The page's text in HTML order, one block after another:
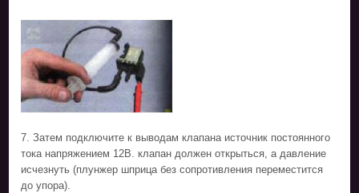
7. Затем подключите к выводам клапана источник постоянного
тока напряжением 12В. клапан должен открыться, а давление
исчезнуть (плунжер шприца без сопротивления переместится
до упора).